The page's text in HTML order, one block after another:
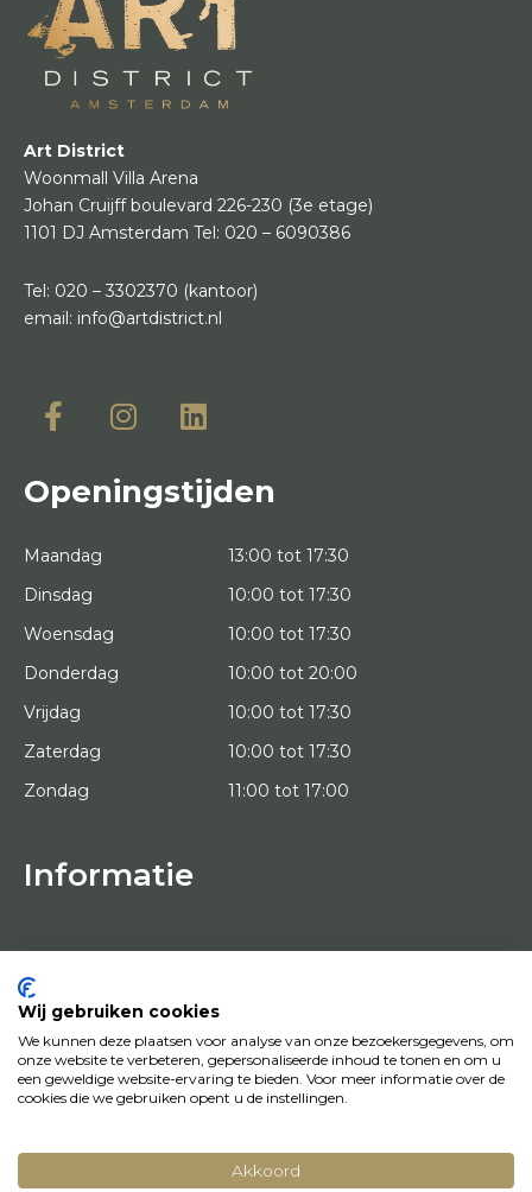
Art District
Woonmall Villa Arena
Johan Cruijff boulevard 226-230 (3e etage)
1101 DJ Amsterdam Tel: 020 – 6090386
Tel: 020 – 3302370 (kantoor)
email: info@artdistrict.nl
Openingstijden
Maandag
13:00 tot 17:30
Dinsdag
10:00 tot 17:30
Woensdag
10:00 tot 17:30
Donderdag
10:00 tot 20:00
Vrijdag
10:00 tot 17:30
Zaterdag
10:00 tot 17:30
Zondag
11:00 tot 17:00
Informatie
HOME
KUNSTENAARS
KUNSTWERKEN
HOE WERKT HET
NEWS
CONTACT
© Copyright 2022 Art District | Website door
Wij gebruiken cookies
We kunnen deze plaatsen voor analyse van onze bezoekersgegevens, om
onze website te verbeteren, gepersonaliseerde inhoud te tonen en om u
een geweldige website-ervaring te bieden. Voor meer informatie over de
cookies die we gebruiken opent u de instellingen.
Akkoord